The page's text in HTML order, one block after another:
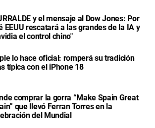
y el mensaje al Dow Jones: Por
EEUU rescatará a las grandes de la IA y
el control chino"
lo hace oficial: romperá su tradición
típica con el iPhone 18
comprar la gorra “Make Spain Great
que llevó Ferran Torres en la
del Mundial